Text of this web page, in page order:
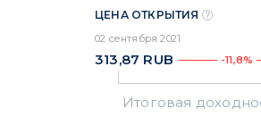
ЦЕНА ОТКРЫТИЯ
02 сентября 2021
313,87 RUB -11,8%